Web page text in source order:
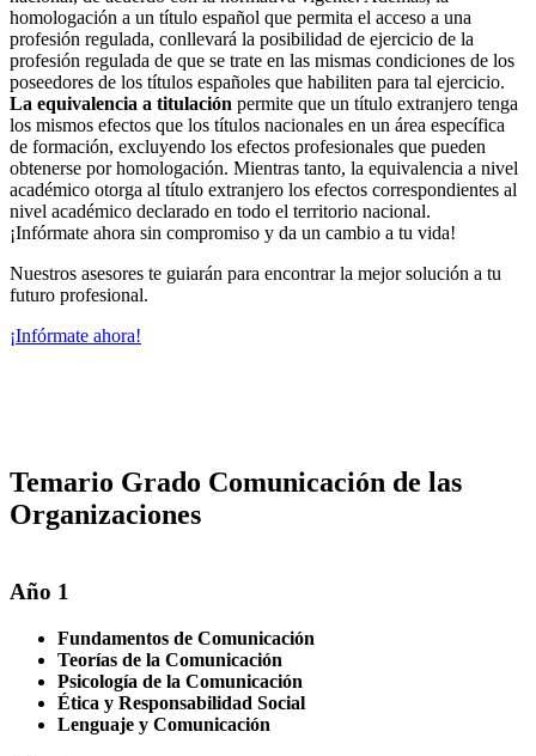
homologación a un título español que permita el acceso a una
profesión regulada, conllevará la posibilidad de ejercicio de la
profesión regulada de que se trate en las mismas condiciones de los
poseedores de los títulos españoles que habiliten para tal ejercicio.
La equivalencia a titulación permite que un título extranjero tenga
los mismos efectos que los títulos nacionales en un área específica
de formación, excluyendo los efectos profesionales que pueden
obtenerse por homologación. Mientras tanto, la equivalencia a nivel
académico otorga al título extranjero los efectos correspondientes al
nivel académico declarado en todo el territorio nacional.
¡Infórmate ahora sin compromiso y da un cambio a tu vida!
Nuestros asesores te guiarán para encontrar la mejor solución a tu
futuro profesional.
¡Infórmate ahora!
Temario Grado Comunicación de las
Organizaciones
Año 1
Fundamentos de Comunicación
Teorías de la Comunicación
Psicología de la Comunicación
Ética y Responsabilidad Social
Lenguaje y Comunicación